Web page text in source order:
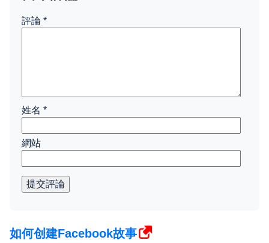
評論 *
姓名 *
網站
提交評論
如何创建Facebook故事